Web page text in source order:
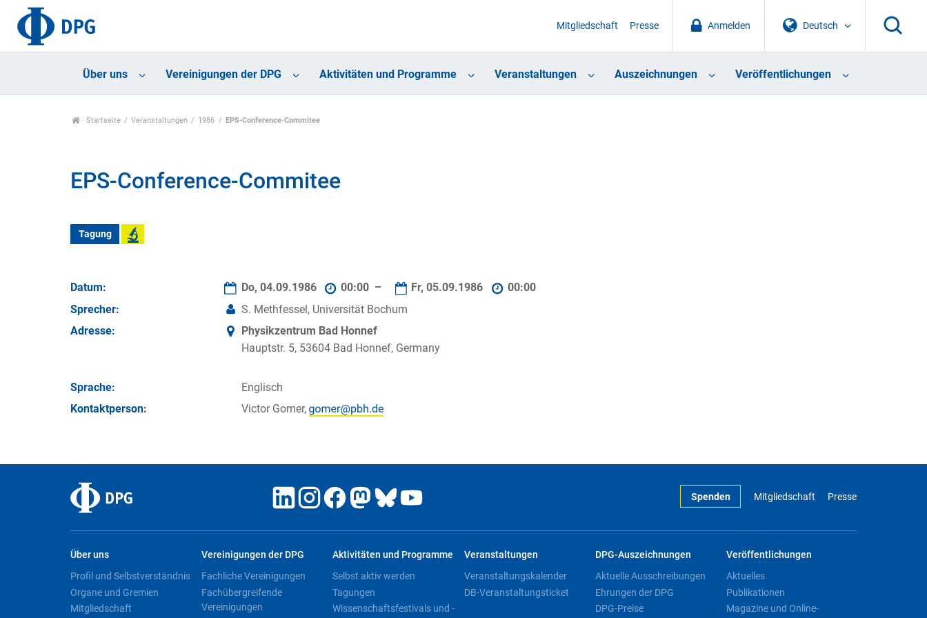
Deutsch
Anmelden
Mitgliedschaft Presse
Über uns Vereinigungen der DPG Aktivitäten und Programme Veranstaltungen Auszeichnungen Veröffentlichungen
Startseite Veranstaltungen 1986 EPS-Conference-Commitee
EPS-Conference-Commitee
Tagung
Datum: Do, 04.09.1986 00:00 – Fr, 05.09.1986
00:00
Sprecher:
S. Methfessel, Universität Bochum
Adresse:
Physikzentrum Bad Honnef
Hauptstr. 5, 53604 Bad Honnef, Germany
Sprache:
Englisch
Kontakt­person:
Victor Gomer,
Spenden Mitgliedschaft Presse
Über uns
Profil und Selbstverständnis
Organe und Gremien
Mitgliedschaft
Vereinigungen der DPG
Fachliche Vereinigungen
Fachübergreifende
Vereinigungen
Aktivitäten und Programme
Selbst aktiv werden
Tagungen
Wissenschaftsfestivals und -
Veranstaltungen
Veranstaltungskalender
DB-Veranstaltungsticket
DPG-Auszeichnungen
Aktuelle Ausschreibungen
Ehrungen der DPG
DPG-Preise
Veröffentlichungen
Aktuelles
Publikationen
Magazine und Online-